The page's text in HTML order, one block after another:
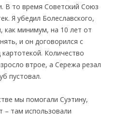
В то время Советский Союз
Я убедил Болеславского,
как минимум, на 10 лет от
и он договорился с
Количество
втрое, а Сережа резал
пустовал.
мы помогали Суэтину,
– там использовали